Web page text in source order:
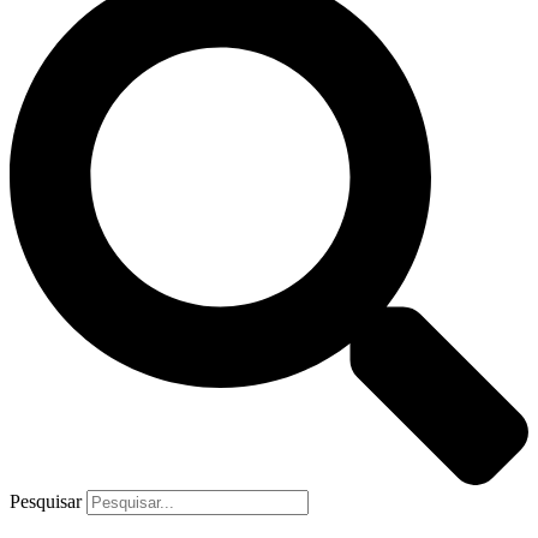
Pesquisar